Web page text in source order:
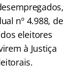
nº 4.988, de
eleitores
à Justiça